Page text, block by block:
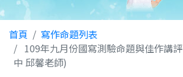
首頁
寫作命題列表
109年九月份國寫測驗命題與佳作講
中 邱馨老師)